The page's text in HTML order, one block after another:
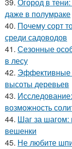
даже в полумраке
40. Почему сорт
среди садоводов
41. Сезонные
в лесу
42. Эффективные
высоты деревьев
43.
возможность
44. Шаг за шагом:
вешенки
45. Не любите